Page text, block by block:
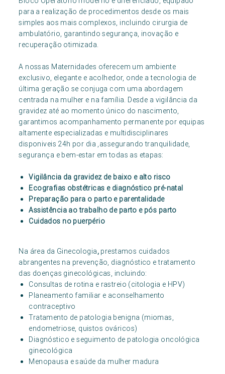
para a realização de procedimentos desde os mais
simples aos mais complexos, incluindo cirurgia de
ambulatório, garantindo segurança, inovação e
recuperação otimizada.
A nossas Maternidades oferecem um ambiente
exclusivo, elegante e acolhedor, onde a tecnologia de
última geração se conjuga com uma abordagem
centrada na mulher e na família. Desde a vigilância da
gravidez até ao momento único do nascimento,
garantimos acompanhamento permanente por equipas
altamente especializadas e multidisciplinares
disponiveis 24h por dia ,assegurando tranquilidade,
segurança e bem-estar em todas as etapas:
Vigilância da gravidez de baixo e alto risco
Ecografias obstétricas e diagnóstico pré-natal
Preparação para o parto e parentalidade
Assistência ao trabalho de parto e pós parto
Cuidados no puerpério
Na área da Ginecologia, prestamos cuidados
abrangentes na prevenção, diagnóstico e tratamento
das doenças ginecológicas, incluindo:
Consultas de rotina e rastreio (citologia e HPV)
Planeamento familiar e aconselhamento
contraceptivo
Tratamento de patologia benigna (miomas,
endometriose, quistos ováricos)
Diagnóstico e seguimento de patologia oncológica
ginecológica
Menopausa e saúde da mulher madura